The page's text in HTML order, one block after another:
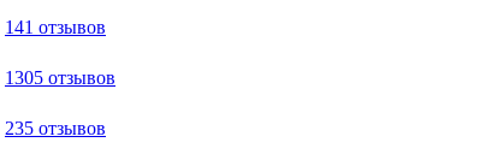
141 отзывов
1305 отзывов
235 отзывов